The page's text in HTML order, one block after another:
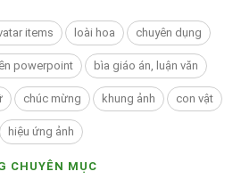
items loài hoa chuyên dụng
powerpoint bìa giáo án, luận văn
chúc mừng khung ảnh con vật
hiệu ứng ảnh
CHUYÊN MỤC